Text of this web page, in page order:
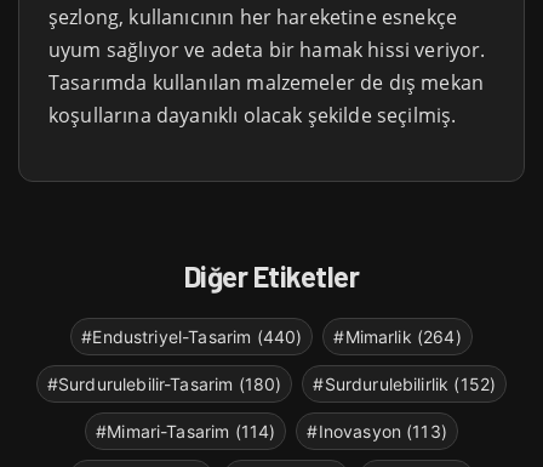
şezlong, kullanıcının her hareketine esnekçe
uyum sağlıyor ve adeta bir hamak hissi veriyor.
Tasarımda kullanılan malzemeler de dış mekan
koşullarına dayanıklı olacak şekilde seçilmiş.
Diğer Etiketler
#Endustriyel-Tasarim (440) #Mimarlik (264)
#Surdurulebilir-Tasarim (180) #Surdurulebilirlik (152)
#Mimari-Tasarim (114) #Inovasyon (113)